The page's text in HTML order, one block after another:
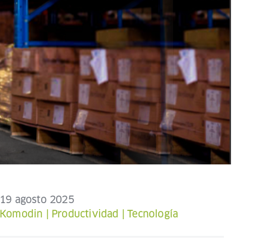
19 agosto 2025
Komodin
Productividad |Tecnología